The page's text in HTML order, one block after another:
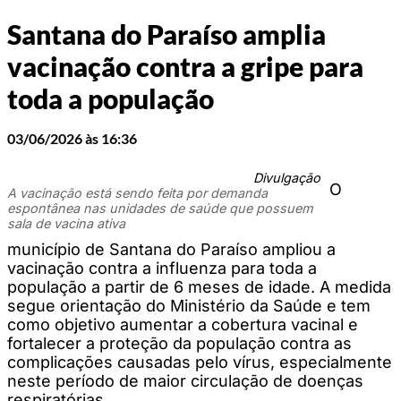
Santana do Paraíso amplia
vacinação contra a gripe para
toda a população
03/06/2026 às 16:36
Divulgação
A vacinação está sendo feita por demanda
espontânea nas unidades de saúde que possuem
sala de vacina ativa
O
município de Santana do Paraíso ampliou a
vacinação contra a influenza para toda a
população a partir de 6 meses de idade. A medida
segue orientação do Ministério da Saúde e tem
como objetivo aumentar a cobertura vacinal e
fortalecer a proteção da população contra as
complicações causadas pelo vírus, especialmente
neste período de maior circulação de doenças